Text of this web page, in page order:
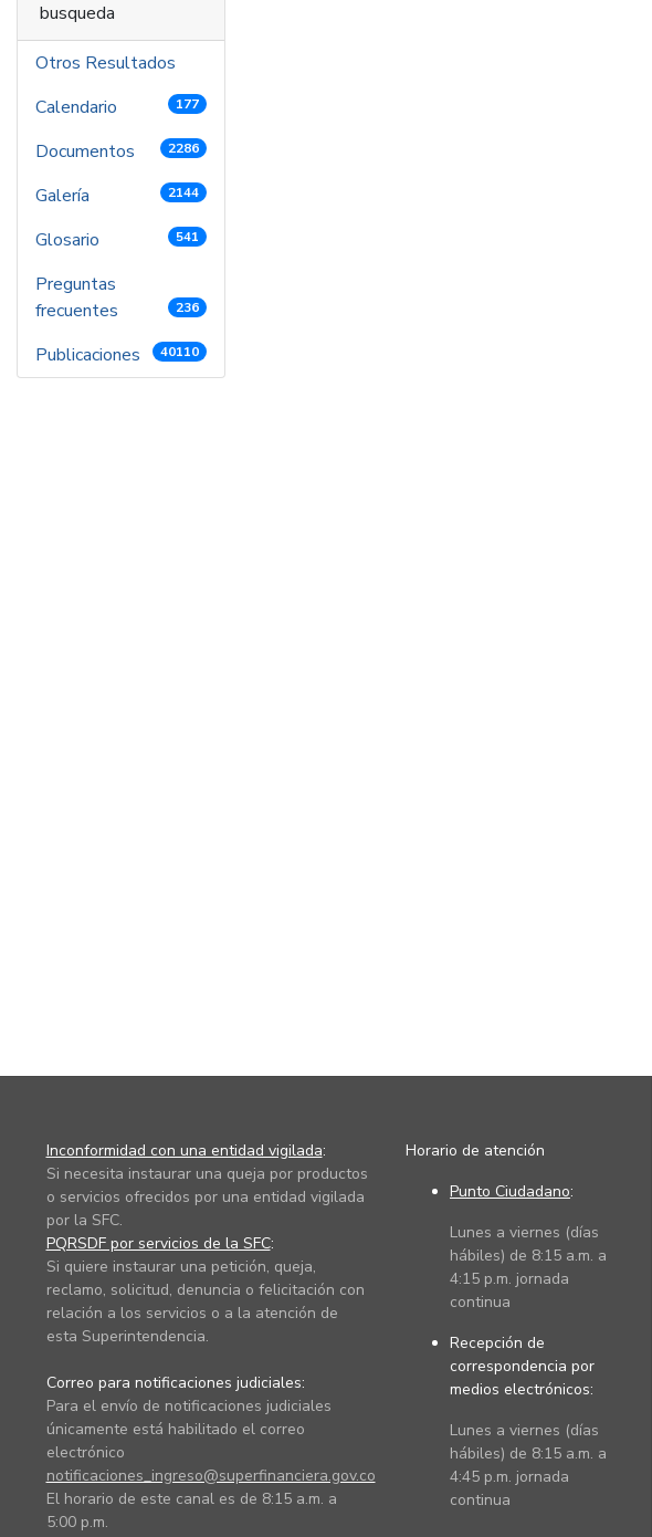
busqueda
Otros Resultados
Calendario
177
Documentos 2286
Galería 2144
Glosario 541
Preguntas
frecuentes
236
Publicaciones 40110
Inconformidad con una entidad vigilada:
Si necesita instaurar una queja por productos
o servicios ofrecidos por una entidad vigilada
por la SFC.
PQRSDF por servicios de la SFC:
Si quiere instaurar una petición, queja,
reclamo, solicitud, denuncia o felicitación con
relación a los servicios o a la atención de
esta Superintendencia.
Correo para notificaciones judiciales:
Para el envío de notificaciones judiciales
únicamente está habilitado el correo
electrónico
notificaciones_ingreso@superfinanciera.gov.co
El horario de este canal es de 8:15 a.m. a
5:00 p.m.
Horario de atención
Punto Ciudadano:
Lunes a viernes (días
hábiles) de 8:15 a.m. a
4:15 p.m. jornada
continua
Recepción de
correspondencia por
medios electrónicos:
Lunes a viernes (días
hábiles) de 8:15 a.m. a
4:45 p.m. jornada
continua